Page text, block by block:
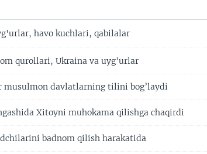
havo kuchlari, qabilalar
qurollari, Ukraina va uyg'urlar
musulmon davlatlarning tilini bog’laydi
Xitoyni muhokama qilishga chaqirdi
badnom qilish harakatida